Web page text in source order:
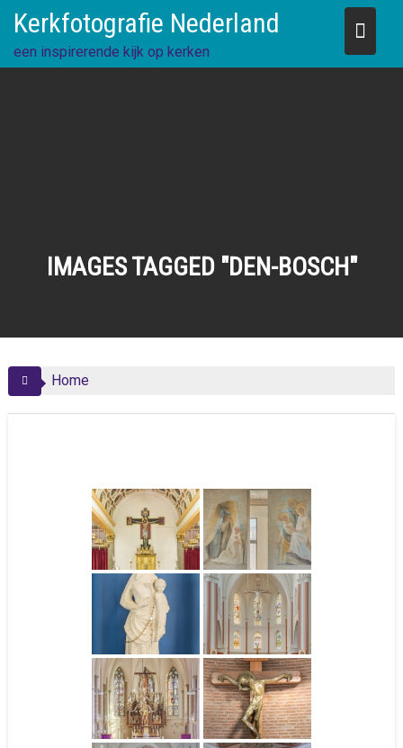
content
Kerkfotografie Nederland
een inspirerende kijk op kerken
IMAGES TAGGED "DEN-BOSCH"
Home